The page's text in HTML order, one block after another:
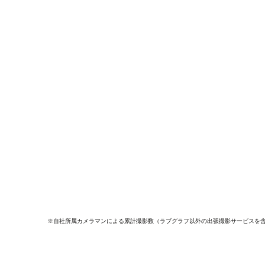
※自社所属カメラマンによる累計撮影数（ラブグラフ以外の出張撮影サービスを